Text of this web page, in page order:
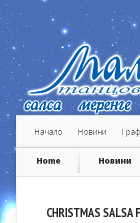
Начало Новини
Home Новини
CHRISTMAS SALSA